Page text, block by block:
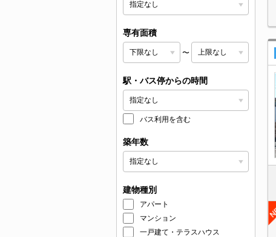
専有面積
〜
駅・バス停からの時間
バス利用を含む
築年数
建物種別
アパート
マンション
一戸建て・テラスハウス